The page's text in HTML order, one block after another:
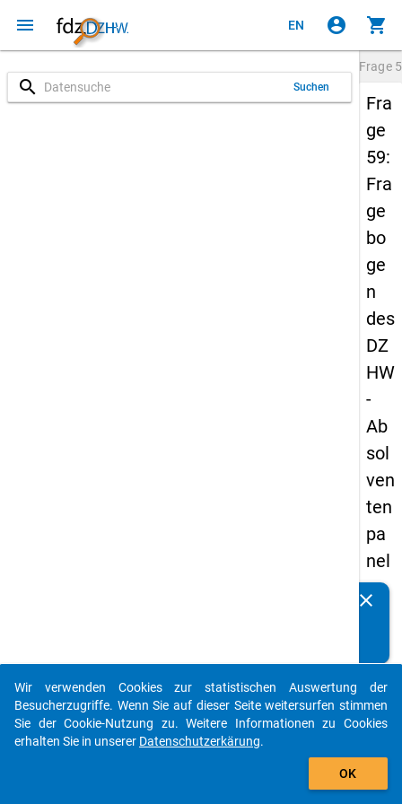
menu EN account_circle shopping_cart
search Suchen
Frage
Fra
ge
59:
Fra
ge
bo
ge
n
des
DZ
HW
-
Ab
sol
ven
ten
pa
nel
s
-
zw
eit
clear
auto_stories
add_shopping_cart
Wir verwenden Cookies zur statistischen Auswertung der
Besucherzugriffe. Wenn Sie auf dieser Seite weitersurfen stimmen
Sie der Cookie-Nutzung zu. Weitere Informationen zu Cookies
erhalten Sie in unserer Datenschutzerkärung.
OK